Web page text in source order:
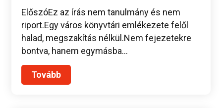
ElőszóEz az írás nem tanulmány és nem
riport.Egy város könyvtári emlékezete felől
halad, megszakítás nélkül.Nem fejezetekre
bontva, hanem egymásba…
Tovább